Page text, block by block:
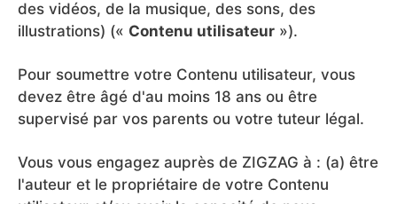
des vidéos, de la musique, des sons, des
illustrations) (« Contenu utilisateur »).
Pour soumettre votre Contenu utilisateur, vous
devez être âgé d'au moins 18 ans ou être
supervisé par vos parents ou votre tuteur légal.
Vous vous engagez auprès de ZIGZAG à : (a) être
l'auteur et le propriétaire de votre Contenu